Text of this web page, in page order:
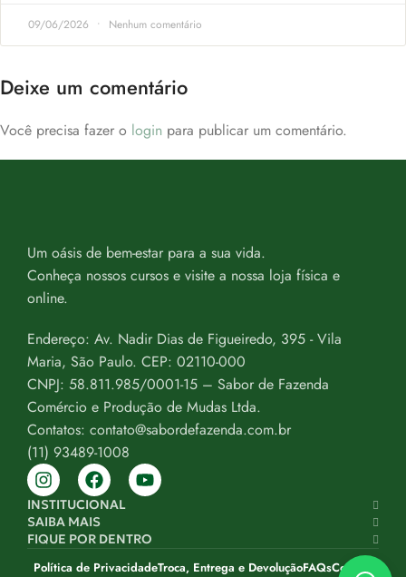
09/06/2026 Nenhum comentário
Deixe um comentário
Você precisa fazer o login para publicar um comentário.
Um oásis de bem-estar para a sua vida.
Conheça nossos cursos e visite a nossa loja física e
online.
Endereço: Av. Nadir Dias de Figueiredo, 395 - Vila
Maria, São Paulo. CEP: 02110-000
CNPJ: 58.811.985/0001-15 – Sabor de Fazenda
Comércio e Produção de Mudas Ltda.
Contatos: contato@sabordefazenda.com.br
(11) 93489-1008
INSTITUCIONAL
SAIBA MAIS
FIQUE POR DENTRO
Política de PrivacidadeTroca, Entrega e DevoluçãoFAQsContato